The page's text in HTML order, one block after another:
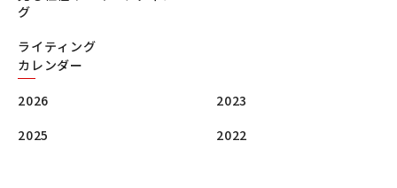
グ
ライティング
カレンダー
2026
2025
2023
2022